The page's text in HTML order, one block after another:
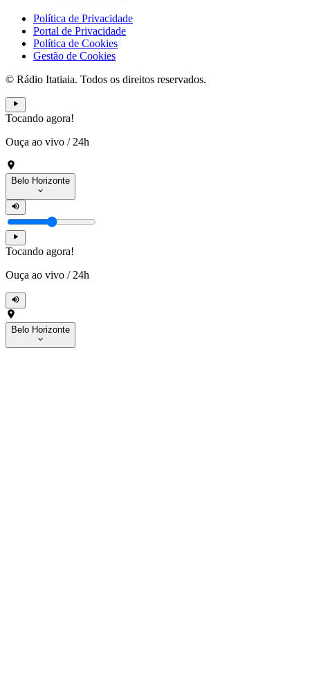
Política de Privacidade
Portal de Privacidade
Política de Cookies
Gestão de Cookies
© Rádio Itatiaia. Todos os direitos reservados.
Tocando agora!
Ouça ao vivo / 24h
Belo Horizonte
Tocando agora!
Ouça ao vivo / 24h
Belo Horizonte